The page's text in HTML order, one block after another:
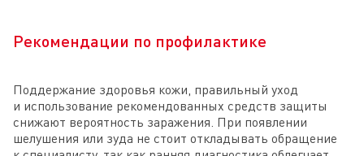
Рекомендации по профилактике
Поддержание здоровья кожи, правильный уход
и использование рекомендованных средств защиты
снижают вероятность заражения. При появлении
шелушения или зуда не стоит откладывать обращение